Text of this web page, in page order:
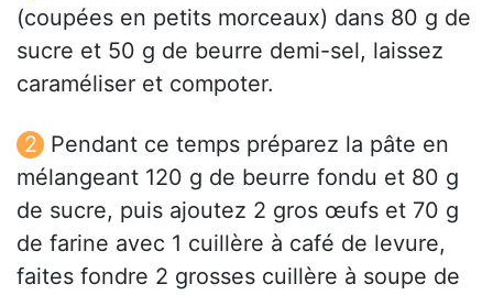
(coupées en petits morceaux) dans 80 g de
sucre et 50 g de beurre demi-sel, laissez
caraméliser et compoter.
Pendant ce temps préparez la pâte en
mélangeant 120 g de beurre fondu et 80 g
de sucre, puis ajoutez 2 gros œufs et 70 g
de farine avec 1 cuillère à café de levure,
faites fondre 2 grosses cuillère à soupe de